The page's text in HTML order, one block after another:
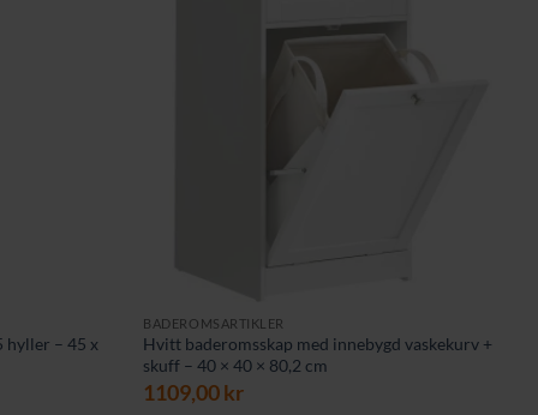
hyller – 45 x
BADEROMSARTIKLER
Hvitt baderomsskap med innebygd vaskekurv +
skuff – 40 × 40 × 80,2 cm
1109,00kr